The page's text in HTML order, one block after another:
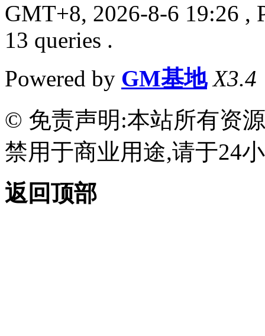
GMT+8, 2026-8-6 19:26 ,
13 queries .
Powered by GM基地 X3.4
© 免责声明:本站所有资
禁用于商业用途,请于24
返回顶部